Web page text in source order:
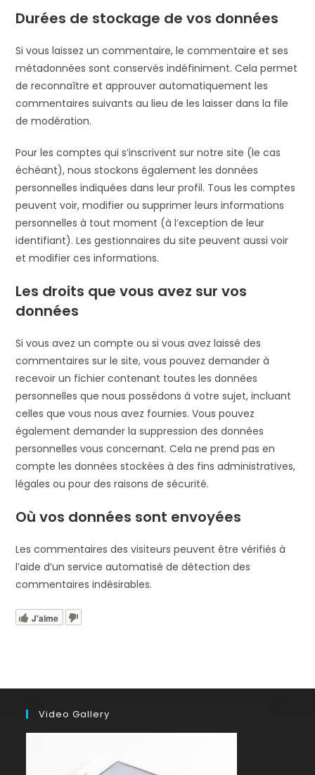
Durées de stockage de vos données
Si vous laissez un commentaire, le commentaire et ses
métadonnées sont conservés indéfiniment. Cela permet
de reconnaître et approuver automatiquement les
commentaires suivants au lieu de les laisser dans la file
de modération.
Pour les comptes qui s’inscrivent sur notre site (le cas
échéant), nous stockons également les données
personnelles indiquées dans leur profil. Tous les comptes
peuvent voir, modifier ou supprimer leurs informations
personnelles à tout moment (à l’exception de leur
identifiant). Les gestionnaires du site peuvent aussi voir
et modifier ces informations.
Les droits que vous avez sur vos
données
Si vous avez un compte ou si vous avez laissé des
commentaires sur le site, vous pouvez demander à
recevoir un fichier contenant toutes les données
personnelles que nous possédons à votre sujet, incluant
celles que vous nous avez fournies. Vous pouvez
également demander la suppression des données
personnelles vous concernant. Cela ne prend pas en
compte les données stockées à des fins administratives,
légales ou pour des raisons de sécurité.
Où vos données sont envoyées
Les commentaires des visiteurs peuvent être vérifiés à
l’aide d’un service automatisé de détection des
commentaires indésirables.
J'aime
Video Gallery